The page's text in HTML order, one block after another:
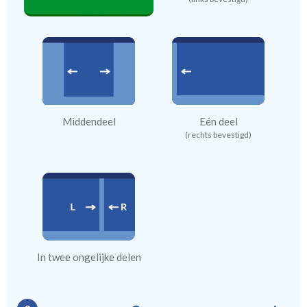
Middendeel Eén deel
(rechts bevestigd)
In twee ongelijke delen